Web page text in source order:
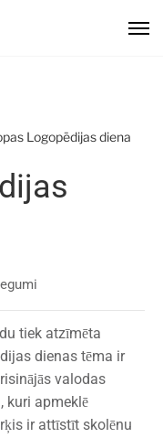
Logopēdijas diena
tiek atzīmēta
dienas tēma ir
valodas
kuri apmeklē
ir attīstīt skolēnu